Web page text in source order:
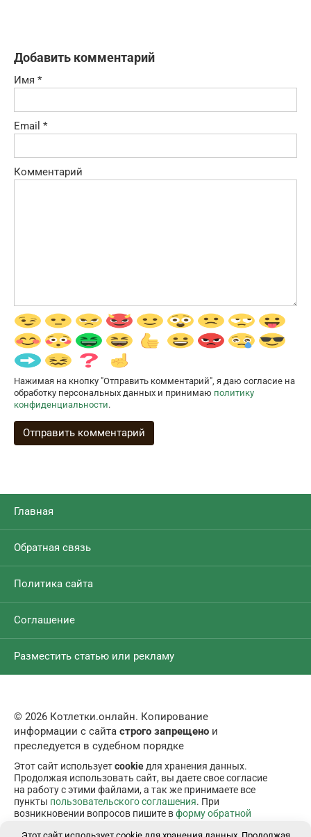
Добавить комментарий
Имя *
Email *
Комментарий
Нажимая на кнопку "Отправить комментарий", я даю согласие на
обработку персональных данных и принимаю политику
конфиденциальности.
Главная
Обратная связь
Политика сайта
Соглашение
Разместить статью или рекламу
© 2026 Котлетки.онлайн. Копирование
информации с сайта строго запрещено и
преследуется в судебном порядке
Этот сайт используетcookie для хранения данных.
Продолжая использовать сайт, вы даете свое согласие
на работу с этими файлами, а так же принимаете все
пункты пользовательского соглашения. При
возникновении вопросов пишите вформу обратной